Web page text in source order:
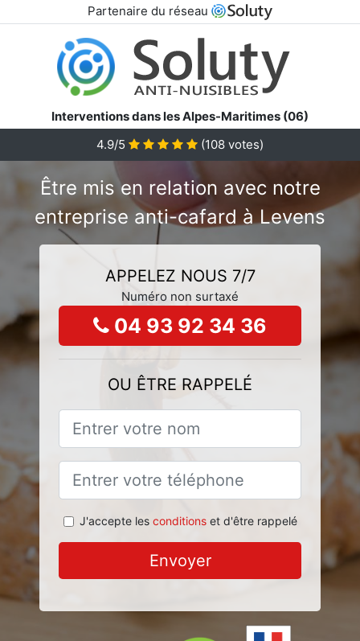
Partenaire du réseau
Interventions dans les Alpes-Maritimes (06)
4.9/5
(108 votes)
Être mis en relation avec notre
entreprise anti-cafard à Levens
APPELEZ NOUS 7/7
Numéro non surtaxé
04 93 92 34 36
OU ÊTRE RAPPELÉ
J'accepte les conditionset d'être rappelé
Envoyer